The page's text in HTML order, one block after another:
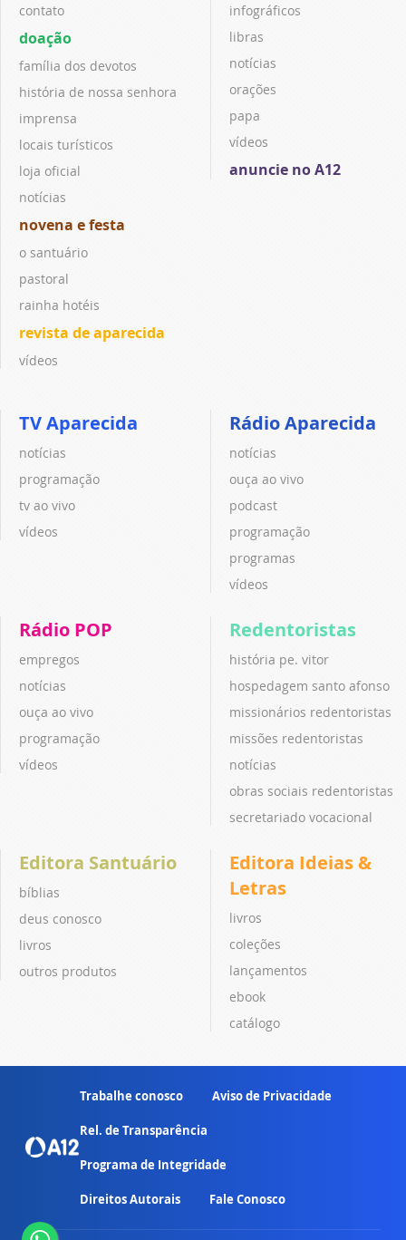
contato
doação
família dos devotos
história de nossa senhora
imprensa
locais turísticos
loja oficial
notícias
novena e festa
o santuário
pastoral
rainha hotéis
revista de aparecida
vídeos
infográficos
libras
notícias
orações
papa
vídeos
anuncie no A12
TV Aparecida
notícias
programação
tv ao vivo
vídeos
Rádio Aparecida
notícias
ouça ao vivo
podcast
programação
programas
vídeos
Rádio POP
empregos
notícias
ouça ao vivo
programação
vídeos
Redentoristas
história pe. vitor
hospedagem santo afonso
missionários redentoristas
missões redentoristas
notícias
obras sociais redentoristas
secretariado vocacional
Editora Santuário
bíblias
deus conosco
livros
outros produtos
Editora Ideias &
Letras
livros
coleções
lançamentos
ebook
catálogo
Trabalhe conosco Aviso de Privacidade
Rel. de Transparência
Programa de Integridade
Direitos Autorais Fale Conosco